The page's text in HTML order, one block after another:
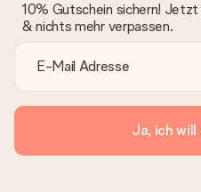
10% Gutschein sichern!
& nichts mehr verpassen.
Ja, ich will